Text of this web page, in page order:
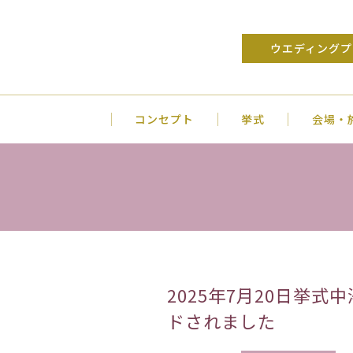
ウエディング
コンセプト 挙式 会場・
2025年7月20日挙式
ドされました